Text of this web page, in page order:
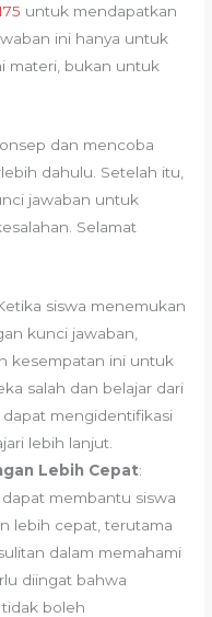
untuk mendapatkan
ini hanya untuk
materi, bukan untuk
dan mencoba
dahulu. Setelah itu,
jawaban untuk
Selamat
siswa menemukan
kunci jawaban,
kesempatan ini untuk
salah dan belajar dari
mengidentifikasi
lebih lanjut.
Lebih Cepat:
membantu siswa
lebih cepat, terutama
dalam memahami
diingat bahwa
boleh